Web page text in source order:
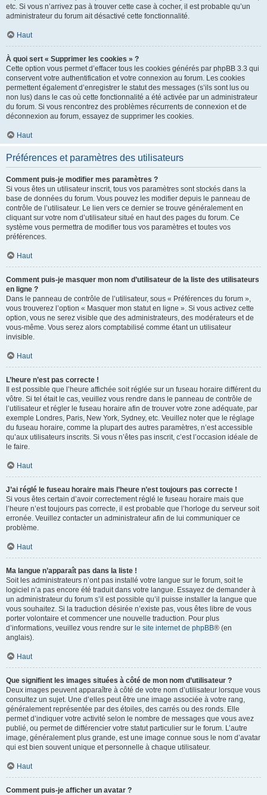
etc. Si vous n’arrivez pas à trouver cette case à cocher, il est probable qu’un
administrateur du forum ait désactivé cette fonctionnalité.
Haut
À quoi sert « Supprimer les cookies » ?
Cette option vous permet d’effacer tous les cookies générés par phpBB 3.3 qui
conservent votre authentification et votre connexion au forum. Les cookies
permettent également d’enregistrer le statut des messages (s’ils sont lus ou
non lus) dans le cas où cette fonctionnalité a été activée par un administrateur
du forum. Si vous rencontrez des problèmes récurrents de connexion et de
déconnexion au forum, essayez de supprimer les cookies.
Haut
Préférences et paramètres des utilisateurs
Comment puis-je modifier mes paramètres ?
Si vous êtes un utilisateur inscrit, tous vos paramètres sont stockés dans la
base de données du forum. Vous pouvez les modifier depuis le panneau de
contrôle de l’utilisateur. Le lien vers ce dernier se trouve généralement en
cliquant sur votre nom d’utilisateur situé en haut des pages du forum. Ce
système vous permettra de modifier tous vos paramètres et toutes vos
préférences.
Haut
Comment puis-je masquer mon nom d’utilisateur de la liste des utilisateurs
en ligne ?
Dans le panneau de contrôle de l’utilisateur, sous « Préférences du forum »,
vous trouverez l’option « Masquer mon statut en ligne ». Si vous activez cette
option, vous ne serez visible que des administrateurs, des modérateurs et de
vous-même. Vous serez alors comptabilisé comme étant un utilisateur
invisible.
Haut
L’heure n’est pas correcte !
Il est possible que l’heure affichée soit réglée sur un fuseau horaire différent du
vôtre. Si tel était le cas, veuillez vous rendre dans le panneau de contrôle de
l’utilisateur et régler le fuseau horaire afin de trouver votre zone adéquate, par
exemple Londres, Paris, New York, Sydney, etc. Veuillez noter que le réglage
du fuseau horaire, comme la plupart des autres paramètres, n’est accessible
qu’aux utilisateurs inscrits. Si vous n’êtes pas inscrit, c’est l’occasion idéale de
le faire.
Haut
J’ai réglé le fuseau horaire mais l’heure n’est toujours pas correcte !
Si vous êtes certain d’avoir correctement réglé le fuseau horaire mais que
l’heure n’est toujours pas correcte, il est probable que l’horloge du serveur soit
erronée. Veuillez contacter un administrateur afin de lui communiquer ce
problème.
Haut
Ma langue n’apparaît pas dans la liste !
Soit les administrateurs n’ont pas installé votre langue sur le forum, soit le
logiciel n’a pas encore été traduit dans votre langue. Essayez de demander à
un administrateur du forum s’il est possible qu’il puisse installer la langue que
vous souhaitez. Si la traduction désirée n’existe pas, vous êtes libre de vous
porter volontaire et commencer une nouvelle traduction. Pour plus
d’informations, veuillez vous rendre sur le site internet de phpBB® (en
anglais).
Haut
Que signifient les images situées à côté de mon nom d’utilisateur ?
Deux images peuvent apparaître à côté de votre nom d’utilisateur lorsque vous
consultez un sujet. Une d’elles peut être une image associée à votre rang,
généralement représentée par des étoiles, des carrés ou des ronds. Elle
permet d’indiquer votre activité selon le nombre de messages que vous avez
publié, ou permet de différencier votre statut particulier sur le forum. L’autre
image, généralement plus grande, est une image connue sous le nom d’avatar
qui est bien souvent unique et personnelle à chaque utilisateur.
Haut
Comment puis-je afficher un avatar ?